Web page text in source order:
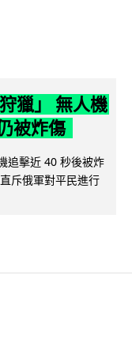
獵」 無人機
被炸傷
追擊近 40 秒後被炸
斥俄軍對平民進行